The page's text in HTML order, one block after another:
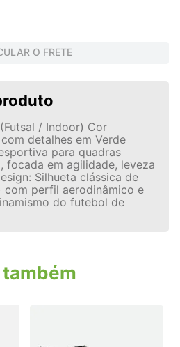
O FRETE
/ Indoor) Cor
detalhes em Verde
para quadras
focada em agilidade, leveza
Silhueta clássica de
perfil aerodinâmico e
do futebol de